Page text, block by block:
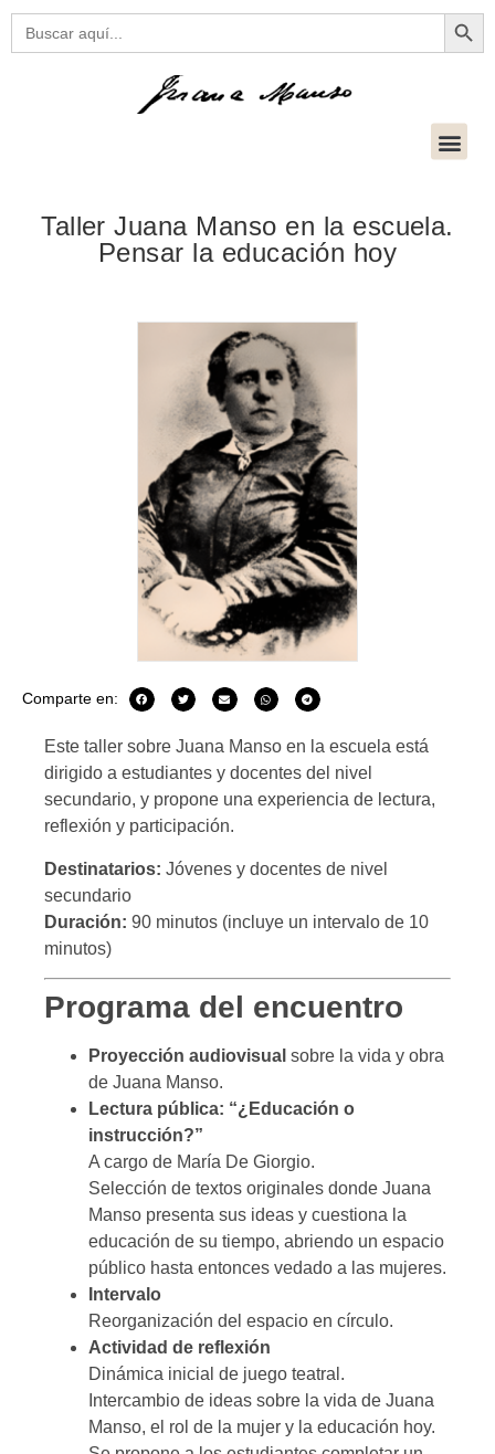
Buscar:
Taller Juana Manso en la escuela.
Pensar la educación hoy
Comparte en:
Este taller sobre Juana Manso en la escuela está
dirigido a estudiantes y docentes del nivel
secundario, y propone una experiencia de lectura,
reflexión y participación.
Destinatarios: Jóvenes y docentes de nivel
secundario
Duración: 90 minutos (incluye un intervalo de 10
minutos)
Programa del encuentro
Proyección audiovisual sobre la vida y obra
de Juana Manso.
Lectura pública: “¿Educación o
instrucción?”
A cargo de María De Giorgio.
Selección de textos originales donde Juana
Manso presenta sus ideas y cuestiona la
educación de su tiempo, abriendo un espacio
público hasta entonces vedado a las mujeres.
Intervalo
Reorganización del espacio en círculo.
Actividad de reflexión
Dinámica inicial de juego teatral.
Intercambio de ideas sobre la vida de Juana
Manso, el rol de la mujer y la educación hoy.